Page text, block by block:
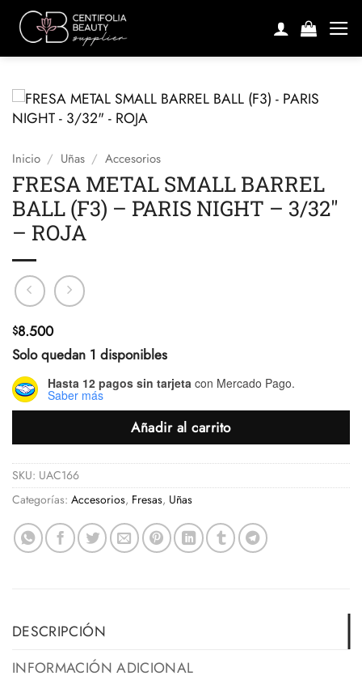
Saltar
contenido
Inicio / Uñas / Accesorios
FRESA METAL SMALL BARREL
BALL (F3) – PARIS NIGHT – 3/32″
– ROJA
$8.500
Solo quedan 1 disponibles
Hasta 12 pagos sin tarjeta con Mercado Pago.
Saber más
Añadir al carrito
SKU: UAC166
Categorías: Accesorios, Fresas, Uñas
DESCRIPCIÓN
INFORMACIÓN ADICIONAL